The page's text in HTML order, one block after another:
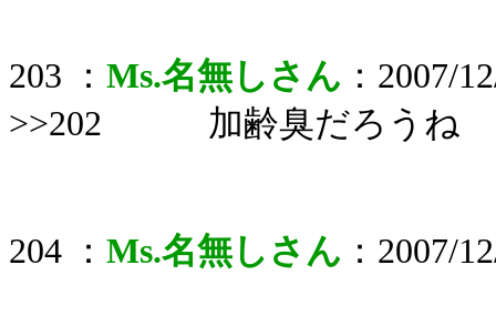
203 ： Ms.名無しさん ：2007/
>>202 加齢臭だろうね
204 ： Ms.名無しさん ：2007/